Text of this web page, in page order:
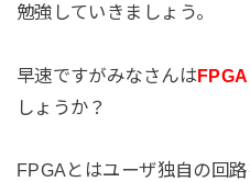
勉強していきましょう。
早速ですがみなさんはFPGA
しょうか？
FPGAとはユーザ独自の回